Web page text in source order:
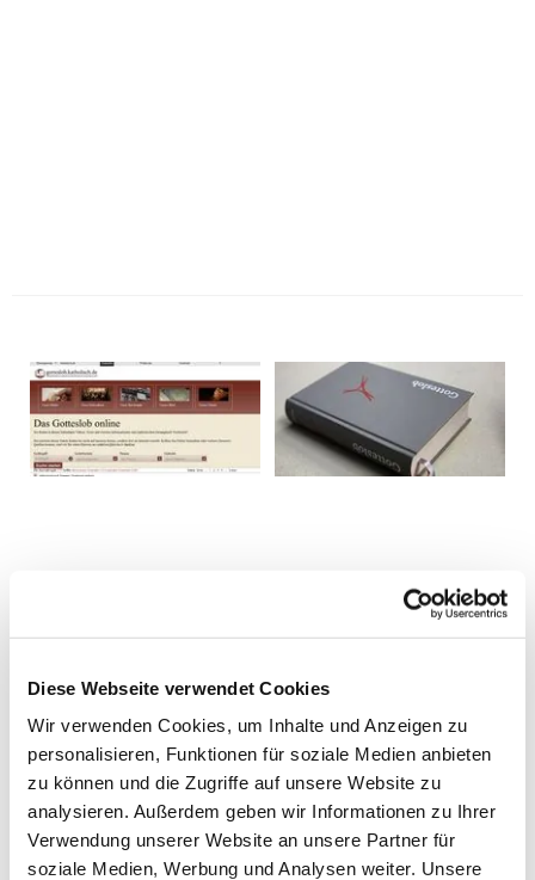
Diese Webseite verwendet Cookies
Wir verwenden Cookies, um Inhalte und Anzeigen zu
personalisieren, Funktionen für soziale Medien anbieten
zu können und die Zugriffe auf unsere Website zu
analysieren. Außerdem geben wir Informationen zu Ihrer
Verwendung unserer Website an unsere Partner für
soziale Medien, Werbung und Analysen weiter. Unsere